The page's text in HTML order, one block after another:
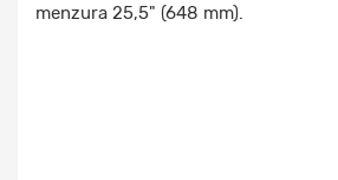
menzura 25,5" (648 mm).